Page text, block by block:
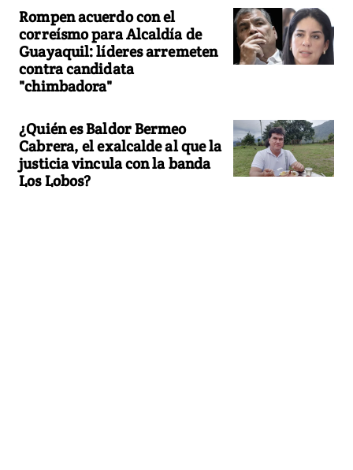
Rompen acuerdo con el
correísmo para Alcaldía de
Guayaquil: líderes arremeten
contra candidata
"chimbadora"
¿Quién es Baldor Bermeo
Cabrera, el exalcalde al que la
justicia vincula con la banda
Los Lobos?